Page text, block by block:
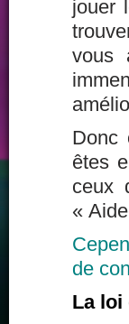
jouer
vous
Donc
êtes
ceux
«
de
La loi